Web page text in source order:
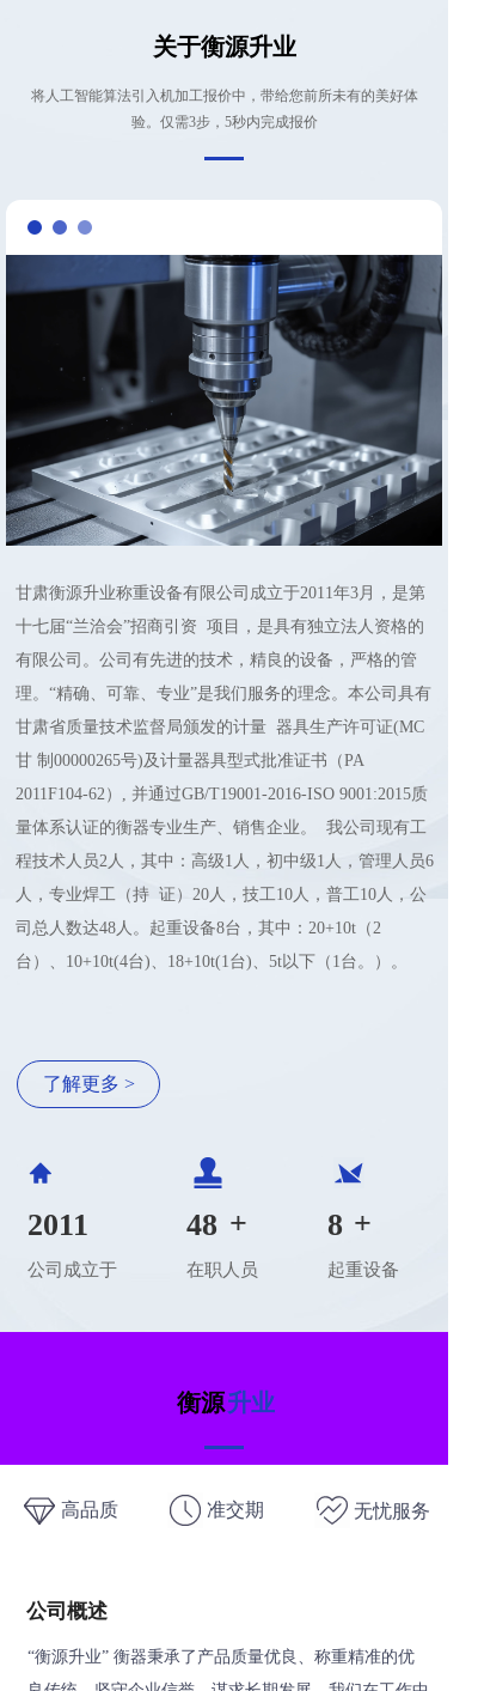
甘肃衡源升业称重设备有限公司成立于2011年3月，是第
十七届“兰洽会”招商引资  项目，是具有独立法人资格的
有限公司。公司有先进的技术，精良的设备，严格的管
理。“精确、可靠、专业”是我们服务的理念。本公司具有
甘肃省质量技术监督局颁发的计量  器具生产许可证(MC
甘 制00000265号)及计量器具型式批准证书（PA
2011F104-62）, 并通过GB/T19001-2016-ISO 9001:2015质
量体系认证的衡器专业生产、销售企业。  我公司现有工
程技术人员2人，其中：高级1人，初中级1人，管理人员6
人，专业焊工（持  证）20人，技工10人，普工10人，公
司总人数达48人。起重设备8台，其中：20+10t（2
台）、10+10t(4台)、18+10t(1台)、5t以下（1台。）。
关于衡源升业
将人工智能算法引入机加工报价中，带给您前所未有的美好体
验。仅需3步，5秒内完成报价
了解更多 >
2011
公司成立于
48
在职人员
8
起重设备
+ +
衡源升业
高品质 准交期 无忧服务
公司概述
“衡源升业” 衡器秉承了产品质量优良、称重精准的优